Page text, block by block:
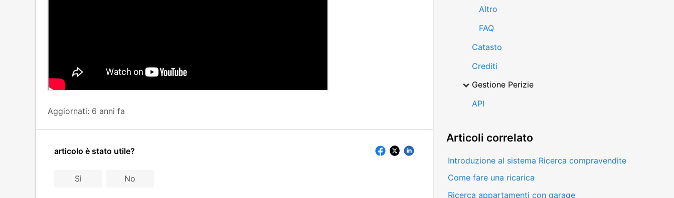
Aggiornati: 6 anni fa
articolo è stato utile?
Sì No
Altro
FAQ
Catasto
Crediti
Gestione Perizie
API
Articoli correlato
Introduzione al sistema Ricerca compravendite
Come fare una ricarica
Ricerca appartamenti con garage